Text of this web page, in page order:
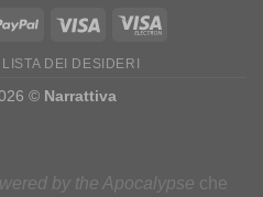
LISTA DEI DESIDERI
© Narrattiva
by the Apocalypse che